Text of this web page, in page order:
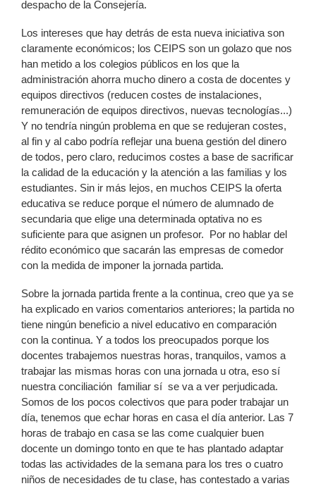
despacho de la Consejería.
Los intereses que hay detrás de esta nueva iniciativa son
claramente económicos; los CEIPS son un golazo que nos
han metido a los colegios públicos en los que la
administración ahorra mucho dinero a costa de docentes y
equipos directivos (reducen costes de instalaciones,
remuneración de equipos directivos, nuevas tecnologías...)
Y no tendría ningún problema en que se redujeran costes,
al fin y al cabo podría reflejar una buena gestión del dinero
de todos, pero claro, reducimos costes a base de sacrificar
la calidad de la educación y la atención a las familias y los
estudiantes. Sin ir más lejos, en muchos CEIPS la oferta
educativa se reduce porque el número de alumnado de
secundaria que elige una determinada optativa no es
suficiente para que asignen un profesor. Por no hablar del
rédito económico que sacarán las empresas de comedor
con la medida de imponer la jornada partida.
Sobre la jornada partida frente a la continua, creo que ya se
ha explicado en varios comentarios anteriores; la partida no
tiene ningún beneficio a nivel educativo en comparación
con la continua. Y a todos los preocupados porque los
docentes trabajemos nuestras horas, tranquilos, vamos a
trabajar las mismas horas con una jornada u otra, eso sí
nuestra conciliación familiar sí se va a ver perjudicada.
Somos de los pocos colectivos que para poder trabajar un
día, tenemos que echar horas en casa el día anterior. Las 7
horas de trabajo en casa se las come cualquier buen
docente un domingo tonto en que te has plantado adaptar
todas las actividades de la semana para los tres o cuatro
niños de necesidades de tu clase, has contestado a varias